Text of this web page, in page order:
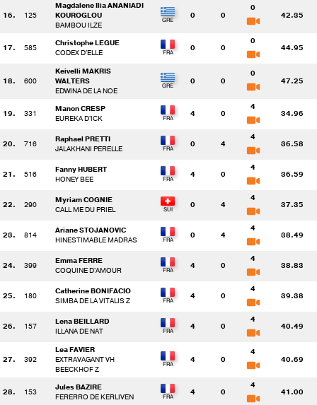
16. 125
Magdalene Ilia ANANIADI
KOUROGLOU
BAMBOU ILZE
0 0
0
42.35
17. 585
Christophe LEGUE
CODEX D'ELLE
0 0
0
44.95
18. 600
Keivelli MAKRIS
WALTERS
EDWINA DE LA NOE
0 0
0
47.25
19. 331
Manon CRESP
EUREKA D'ICK
4 0
4
34.96
20. 716
Raphael PRETTI
JALAKHANI PERELLE
0 4
4
36.58
21. 516
Fanny HUBERT
HONEY BEE
4 0
4
36.59
22. 290
Myriam COGNIE
CALL ME DU PRIEL
0 4
4
37.35
23. 814
Ariane STOJANOVIC
HINESTIMABLE MADRAS
0 4
4
38.49
24. 399
Emma FERRE
COQUINE D'AMOUR
4 0
4
38.83
25. 180
Catherine BONIFACIO
SIMBA DE LA VITALIS Z
4 0
4
39.38
26. 157
Lena BEILLARD
ILLANA DE NAT
4 0
4
40.49
27. 392
Lea FAVIER
EXTRAVAGANT VH
BEECKHOF Z
4 0
4
40.69
28. 153
Jules BAZIRE
FERERRO DE KERLIVEN
4 0
4
41.00